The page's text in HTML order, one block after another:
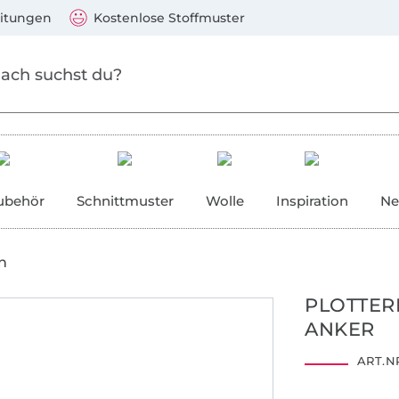
Kostenlose Stoffmuster
Schnittmuster Wolle Inspiration
ANKER
Mastercard, PayPal, Giropay, Kauf auf Rechnung,